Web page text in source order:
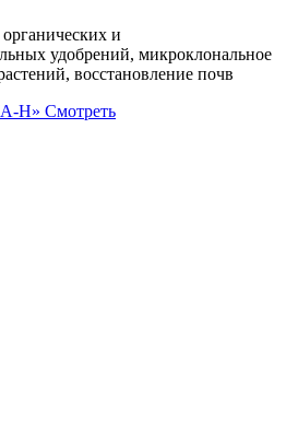
и
удобрений, микроклональное
восстановление почв
Н» Смотреть